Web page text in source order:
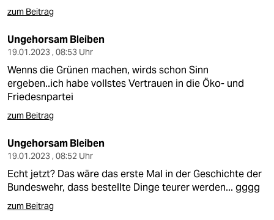
zum Beitrag
Ungehorsam Bleiben
19.01.2023 , 08:53 Uhr
Wenns die Grünen machen, wirds schon Sinn
ergeben..ich habe vollstes Vertrauen in die Öko- und
Friedesnpartei
zum Beitrag
Ungehorsam Bleiben
19.01.2023 , 08:52 Uhr
Echt jetzt? Das wäre das erste Mal in der Geschichte der
Bundeswehr, dass bestellte Dinge teurer werden... gggg
zum Beitrag